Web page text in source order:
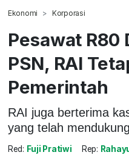
Ekonomi Korporasi
Pesawat R80
PSN, RAI
Pemerintah
RAI juga berterima
yang telah
Red: Fuji Pratiwi Rep: